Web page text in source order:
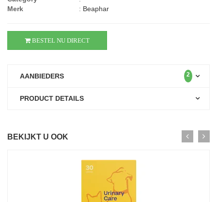
Merk
: Beaphar
BESTEL NU DIRECT
AANBIEDERS 2
PRODUCT DETAILS
BEKIJKT U OOK